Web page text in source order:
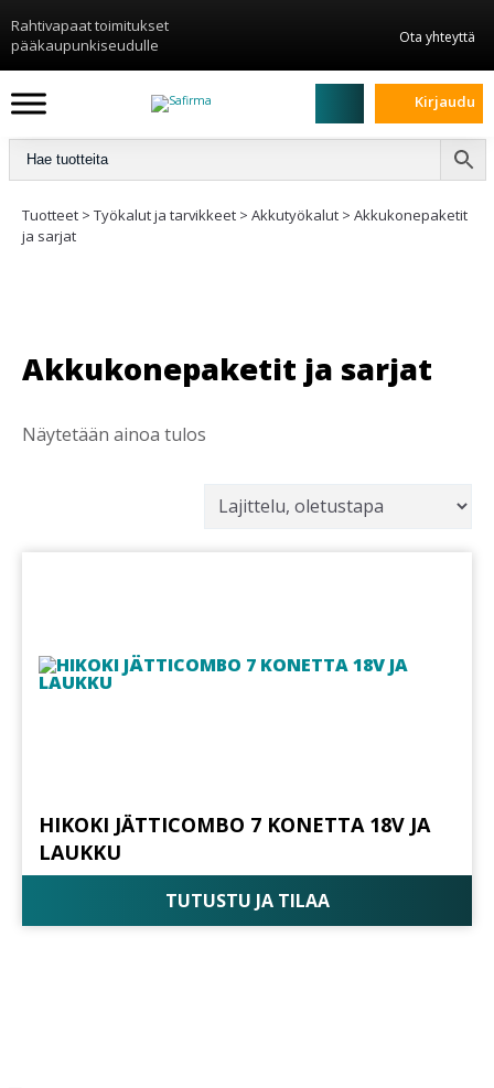
Rahtivapaat toimitukset
pääkaupunkiseudulle
Ota yhteyttä
Kirjaudu
Tuotteet > Työkalut ja tarvikkeet > Akkutyökalut > Akkukonepaketit
ja sarjat
Akkukonepaketit ja sarjat
Näytetään ainoa tulos
HIKOKI JÄTTICOMBO 7 KONETTA 18V JA
LAUKKU
TUTUSTU JA TILAA